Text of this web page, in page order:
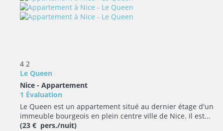
4 2
Le Queen
Nice - Appartement
1 Évaluation
Le Queen est un appartement situé au dernier étage d'un
immeuble bourgeois en plein centre ville de Nice. Il est...
(23 € pers./nuit)